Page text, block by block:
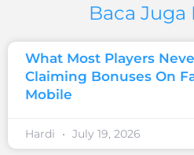
Baca Juga
What Most Players
Claiming Bonuses On
Mobile
Hardi July 19, 2026